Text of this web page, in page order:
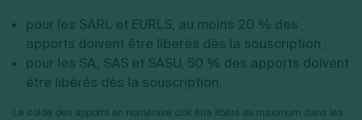
pour les SARL et EURLS, au moins 20 % des
apports doivent être libérés dès la souscription ;
pour les SA, SAS et SASU, 50 % des apports doivent
être libérés dès la souscription.
Le solde des apports en numéraire doit être libéré au maximum dans les